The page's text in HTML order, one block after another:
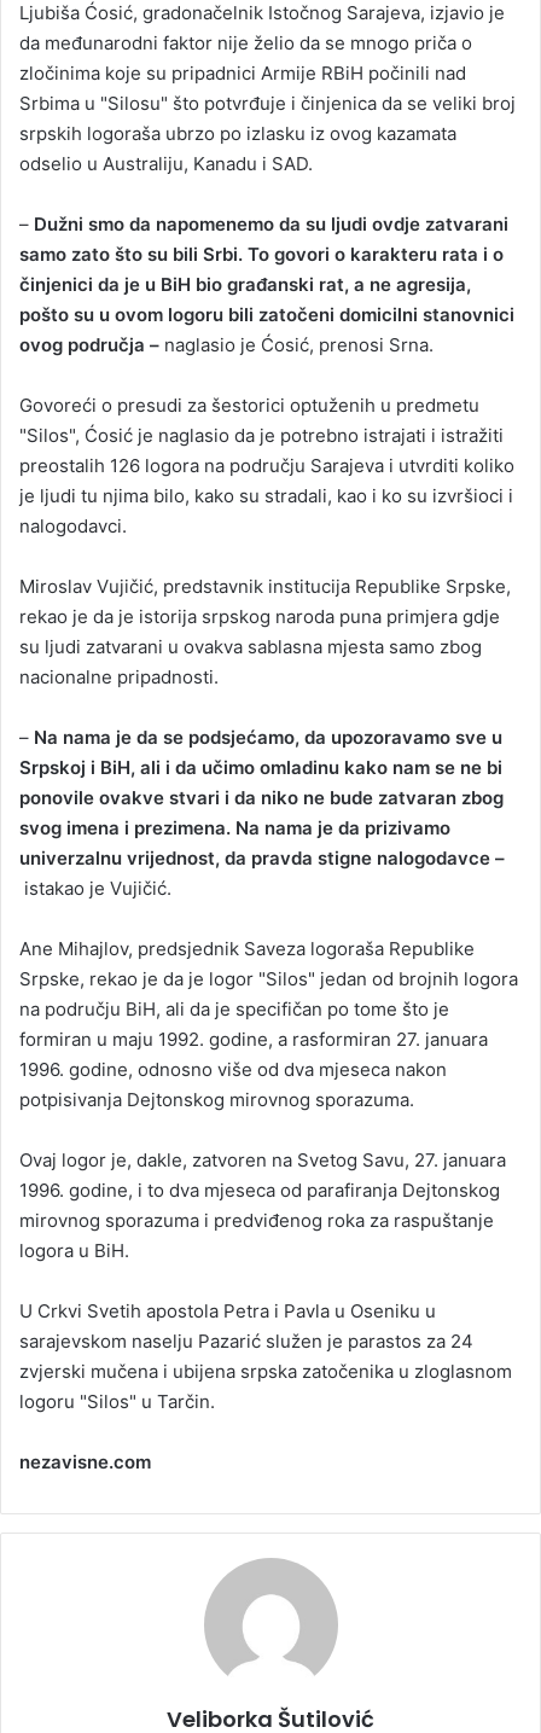
Ljubiša Ćosić, gradonačelnik Istočnog Sarajeva, izjavio je
da međunarodni faktor nije želio da se mnogo priča o
zločinima koje su pripadnici Armije RBiH počinili nad
Srbima u "Silosu" što potvrđuje i činjenica da se veliki broj
srpskih logoraša ubrzo po izlasku iz ovog kazamata
odselio u Australiju, Kanadu i SAD.
– Dužni smo da napomenemo da su ljudi ovdje zatvarani
samo zato što su bili Srbi. To govori o karakteru rata i o
činjenici da je u BiH bio građanski rat, a ne agresija,
pošto su u ovom logoru bili zatočeni domicilni stanovnici
ovog područja – naglasio je Ćosić, prenosi Srna.
Govoreći o presudi za šestorici optuženih u predmetu
"Silos", Ćosić je naglasio da je potrebno istrajati i istražiti
preostalih 126 logora na području Sarajeva i utvrditi koliko
je ljudi tu njima bilo, kako su stradali, kao i ko su izvršioci i
nalogodavci.
Miroslav Vujičić, predstavnik institucija Republike Srpske,
rekao je da je istorija srpskog naroda puna primjera gdje
su ljudi zatvarani u ovakva sablasna mjesta samo zbog
nacionalne pripadnosti.
– Na nama je da se podsjećamo, da upozoravamo sve u
Srpskoj i BiH, ali i da učimo omladinu kako nam se ne bi
ponovile ovakve stvari i da niko ne bude zatvaran zbog
svog imena i prezimena. Na nama je da prizivamo
univerzalnu vrijednost, da pravda stigne nalogodavce –
istakao je Vujičić.
Ane Mihajlov, predsjednik Saveza logoraša Republike
Srpske, rekao je da je logor "Silos" jedan od brojnih logora
na području BiH, ali da je specifičan po tome što je
formiran u maju 1992. godine, a rasformiran 27. januara
1996. godine, odnosno više od dva mjeseca nakon
potpisivanja Dejtonskog mirovnog sporazuma.
Ovaj logor je, dakle, zatvoren na Svetog Savu, 27. januara
1996. godine, i to dva mjeseca od parafiranja Dejtonskog
mirovnog sporazuma i predviđenog roka za raspuštanje
logora u BiH.
U Crkvi Svetih apostola Petra i Pavla u Oseniku u
sarajevskom naselju Pazarić služen je parastos za 24
zvjerski mučena i ubijena srpska zatočenika u zloglasnom
logoru "Silos" u Tarčin.
nezavisne.com
Veliborka Šutilović